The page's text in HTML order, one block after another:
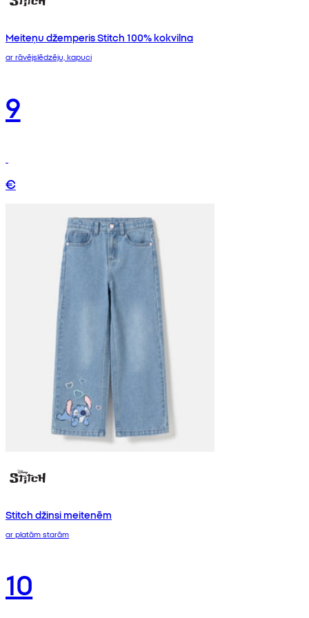
Meiteņu džemperis Stitch 100% kokvilna
ar rāvējslēdzēju, kapuci
9
€
Stitch džinsi meitenēm
ar platām starām
10